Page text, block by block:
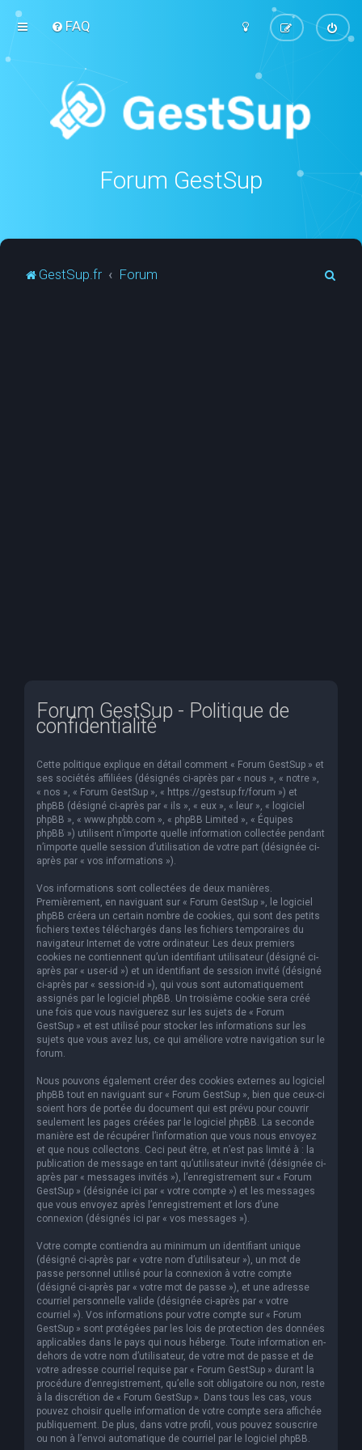
FAQ
Forum GestSup
GestSup.fr Forum
Forum GestSup - Politique de
confidentialité
Cette politique explique en détail comment « Forum GestSup » et
ses sociétés affiliées (désignés ci-après par « nous », « notre »,
« nos », « Forum GestSup », « https://gestsup.fr/forum ») et
phpBB (désigné ci-après par « ils », « eux », « leur », « logiciel
phpBB », « www.phpbb.com », « phpBB Limited », « Équipes
phpBB ») utilisent n’importe quelle information collectée pendant
n’importe quelle session d’utilisation de votre part (désignée ci-
après par « vos informations »).
Vos informations sont collectées de deux manières.
Premièrement, en naviguant sur « Forum GestSup », le logiciel
phpBB créera un certain nombre de cookies, qui sont des petits
fichiers textes téléchargés dans les fichiers temporaires du
navigateur Internet de votre ordinateur. Les deux premiers
cookies ne contiennent qu’un identifiant utilisateur (désigné ci-
après par « user-id ») et un identifiant de session invité (désigné
ci-après par « session-id »), qui vous sont automatiquement
assignés par le logiciel phpBB. Un troisième cookie sera créé
une fois que vous naviguerez sur les sujets de « Forum
GestSup » et est utilisé pour stocker les informations sur les
sujets que vous avez lus, ce qui améliore votre navigation sur le
forum.
Nous pouvons également créer des cookies externes au logiciel
phpBB tout en naviguant sur « Forum GestSup », bien que ceux-ci
soient hors de portée du document qui est prévu pour couvrir
seulement les pages créées par le logiciel phpBB. La seconde
manière est de récupérer l’information que vous nous envoyez
et que nous collectons. Ceci peut être, et n’est pas limité à : la
publication de message en tant qu’utilisateur invité (désignée ci-
après par « messages invités »), l’enregistrement sur « Forum
GestSup » (désignée ici par « votre compte ») et les messages
que vous envoyez après l’enregistrement et lors d’une
connexion (désignés ici par « vos messages »).
Votre compte contiendra au minimum un identifiant unique
(désigné ci-après par « votre nom d’utilisateur »), un mot de
passe personnel utilisé pour la connexion à votre compte
(désigné ci-après par « votre mot de passe »), et une adresse
courriel personnelle valide (désignée ci-après par « votre
courriel »). Vos informations pour votre compte sur « Forum
GestSup » sont protégées par les lois de protection des données
applicables dans le pays qui nous héberge. Toute information en-
dehors de votre nom d’utilisateur, de votre mot de passe et de
votre adresse courriel requise par « Forum GestSup » durant la
procédure d’enregistrement, qu’elle soit obligatoire ou non, reste
à la discrétion de « Forum GestSup ». Dans tous les cas, vous
pouvez choisir quelle information de votre compte sera affichée
publiquement. De plus, dans votre profil, vous pouvez souscrire
ou non à l’envoi automatique de courriel par le logiciel phpBB.